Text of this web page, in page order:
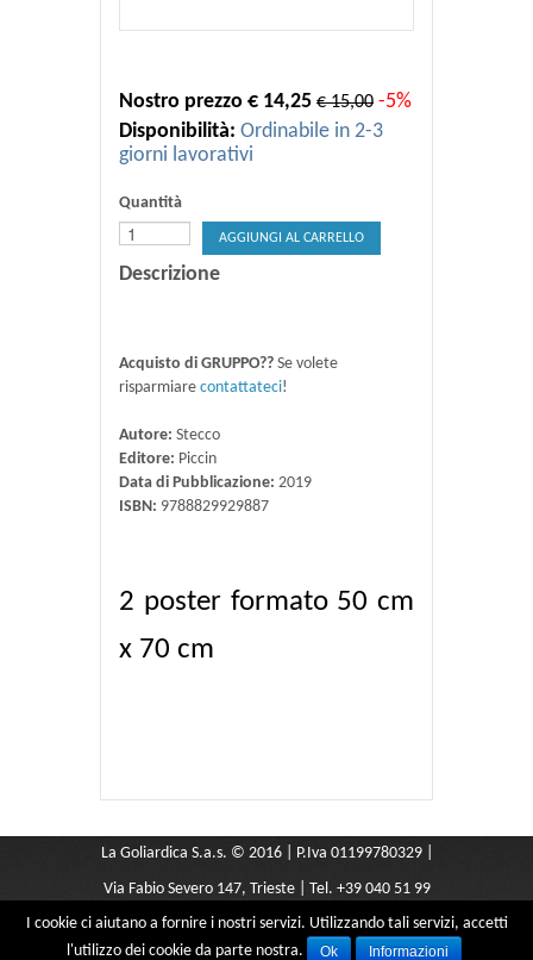
Nostro prezzo € 14,25 € 15,00 -5%
Disponibilità: Ordinabile in 2-3
giorni lavorativi
Quantità
AGGIUNGI AL CARRELLO
Descrizione
Acquisto di GRUPPO?? Se volete
risparmiare contattateci!
Autore: Stecco
Editore: Piccin
Data di Pubblicazione: 2019
ISBN: 9788829929887
2 poster formato 50 cm
x 70 cm
La Goliardica S.a.s. © 2016 | P.Iva 01199780329 |
Via Fabio Severo 147, Trieste | Tel. +39 040 51 99
291 |libreriagoliardica@yahoo.it
I cookie ci aiutano a fornire i nostri servizi. Utilizzando tali servizi, accetti
l'utilizzo dei cookie da parte nostra.
Ok Informazioni